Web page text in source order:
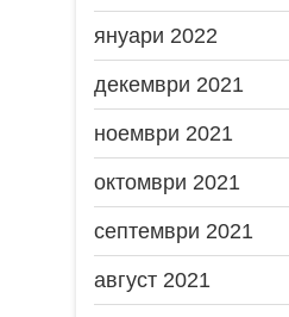
януари 2022
декември 2021
ноември 2021
октомври 2021
септември 2021
август 2021